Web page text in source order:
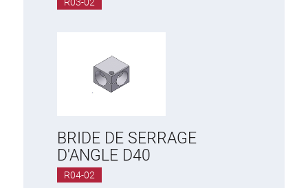
BRIDE DE SERRAGE
D'ANGLE D40
R04-02